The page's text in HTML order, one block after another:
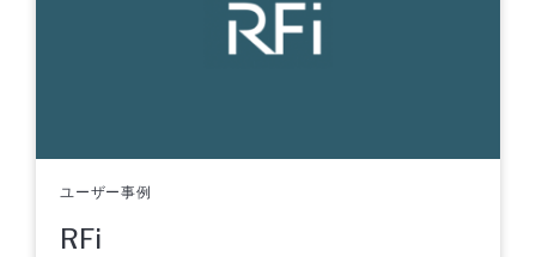
ユーザー事例
RFi